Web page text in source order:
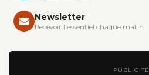
Newsletter
Recevoir l'essentiel chaque matin
PUBLICITÉ